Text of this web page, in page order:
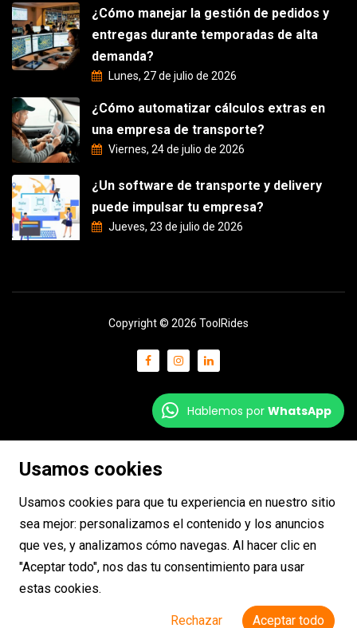
¿Cómo manejar la gestión de pedidos y
entregas durante temporadas de alta
demanda?
Lunes, 27 de julio de 2026
¿Cómo automatizar cálculos extras en
una empresa de transporte?
Viernes, 24 de julio de 2026
¿Un software de transporte y delivery
puede impulsar tu empresa?
Jueves, 23 de julio de 2026
Copyright © 2026 ToolRides
Hablemos por WhatsApp
Usamos cookies
Usamos cookies para que tu experiencia en nuestro sitio
sea mejor: personalizamos el contenido y los anuncios
que ves, y analizamos cómo navegas. Al hacer clic en
"Aceptar todo", nos das tu consentimiento para usar
estas cookies.
Rechazar Aceptar todo